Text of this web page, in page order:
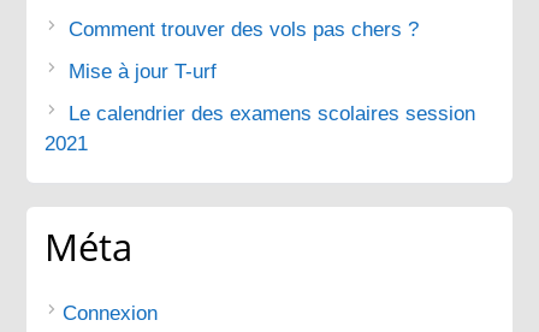
Comment trouver des vols pas chers ?
Mise à jour T-urf
Le calendrier des examens scolaires session
2021
Méta
Connexion